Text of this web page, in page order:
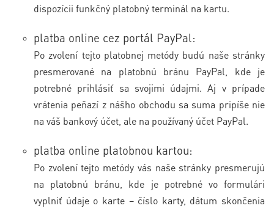
dispozícii funkčný platobný terminál na kartu.
platba online cez portál PayPal:
Po zvolení tejto platobnej metódy budú naše stránky
presmerované na platobnú bránu PayPal, kde je
potrebné prihlásiť sa svojimi údajmi. Aj v prípade
vrátenia peňazí z nášho obchodu sa suma pripíše nie
na váš bankový účet, ale na používaný účet PayPal.
platba online platobnou kartou:
Po zvolení tejto metódy vás naše stránky presmerujú
na platobnú bránu, kde je potrebné vo formulári
vyplniť údaje o karte – číslo karty, dátum skončenia